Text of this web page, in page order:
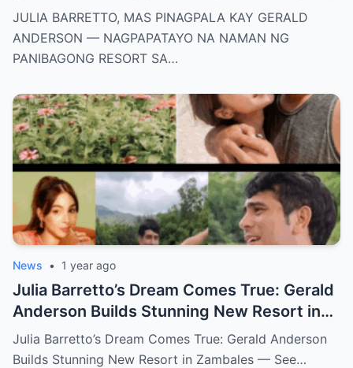
NAMAN NG PANIBAGONG RESORT SA
ZAMBALES!
JULIA BARRETTO, MAS PINAGPALA KAY GERALD
ANDERSON — NAGPAPATAYO NA NAMAN NG
PANIBAGONG RESORT SA…
News • 1 year ago
Julia Barretto’s Dream Comes True: Gerald
Anderson Builds Stunning New Resort in
Zambales — See How Blessed She Really
Is!
Julia Barretto’s Dream Comes True: Gerald Anderson
Builds Stunning New Resort in Zambales — See…